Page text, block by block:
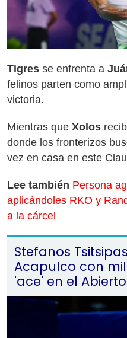
Tigres se enfrenta a
felinos parten como
victoria.
Mientras que Xolos
donde los fronterizos
vez en casa en este
Lee también Persona
aplicándoles RKO y
a la cárcel
Stefanos
Acapulco con
'ace' en el